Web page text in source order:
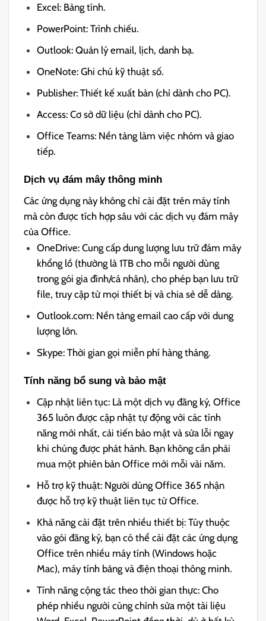
Excel: Bảng tính.
PowerPoint: Trình chiếu.
Outlook: Quản lý email, lịch, danh bạ.
OneNote: Ghi chú kỹ thuật số.
Publisher: Thiết kế xuất bản (chỉ dành cho PC).
Access: Cơ sở dữ liệu (chỉ dành cho PC).
Office Teams: Nền tảng làm việc nhóm và giao
tiếp.
Dịch vụ đám mây thông minh
Các ứng dụng này không chỉ cài đặt trên máy tính
mà còn được tích hợp sâu với các dịch vụ đám mây
của Office.
OneDrive: Cung cấp dung lượng lưu trữ đám mây
khổng lồ (thường là 1TB cho mỗi người dùng
trong gói gia đình/cá nhân), cho phép bạn lưu trữ
file, truy cập từ mọi thiết bị và chia sẻ dễ dàng.
Outlook.com: Nền tảng email cao cấp với dung
lượng lớn.
Skype: Thời gian gọi miễn phí hàng tháng.
Tính năng bổ sung và bảo mật
Cập nhật liên tục: Là một dịch vụ đăng ký, Office
365 luôn được cập nhật tự động với các tính
năng mới nhất, cải tiến bảo mật và sửa lỗi ngay
khi chúng được phát hành. Bạn không cần phải
mua một phiên bản Office mới mỗi vài năm.
Hỗ trợ kỹ thuật: Người dùng Office 365 nhận
được hỗ trợ kỹ thuật liên tục từ Office.
Khả năng cài đặt trên nhiều thiết bị: Tùy thuộc
vào gói đăng ký, bạn có thể cài đặt các ứng dụng
Office trên nhiều máy tính (Windows hoặc
Mac), máy tính bảng và điện thoại thông minh.
Tính năng cộng tác theo thời gian thực: Cho
phép nhiều người cùng chỉnh sửa một tài liệu